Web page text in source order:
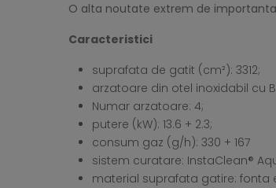
O alta noutate extrem de
Caracteristici
suprafata de gatit (cm²): 3312;
arzatoare din otel inoxidabil cu
Numar arzatoare: 4;
putere (kW): 13.6 + 2.3;
consum gaz (g/h): 330 + 167
sistem curatare: InstaClean®
material suprafata gatire: fonta